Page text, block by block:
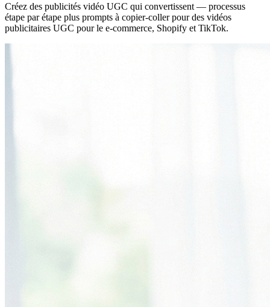
Créez des publicités vidéo UGC qui convertissent — processus
étape par étape plus prompts à copier-coller pour des vidéos
publicitaires UGC pour le e-commerce, Shopify et TikTok.